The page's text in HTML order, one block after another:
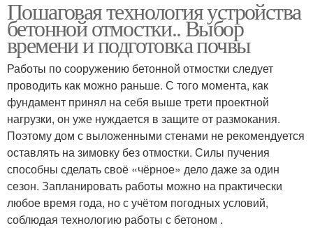
Пошаговая технология устройства
бетонной отмостки.. Выбор
времени и подготовка почвы
Работы по сооружению бетонной отмостки следует
проводить как можно раньше. С того момента, как
фундамент принял на себя выше трети проектной
нагрузки, он уже нуждается в защите от размокания.
Поэтому дом с выложенными стенами не рекомендуется
оставлять на зимовку без отмостки. Силы пучения
способны сделать своё «чёрное» дело даже за один
сезон. Запланировать работы можно на практически
любое время года, но с учётом погодных условий,
соблюдая технологию работы с бетоном .